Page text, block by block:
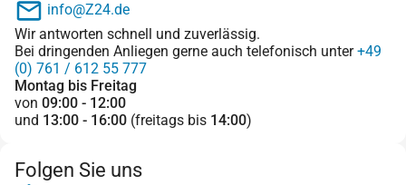
info@Z24.de
Wir antworten schnell und zuverlässig.
Bei dringenden Anliegen gerne auch telefonisch unter+49
(0) 761 / 612 55 777
Montag bis Freitag
von 09:00 - 12:00
und 13:00 - 16:00 (freitags bis 14:00)
Folgen Sie uns